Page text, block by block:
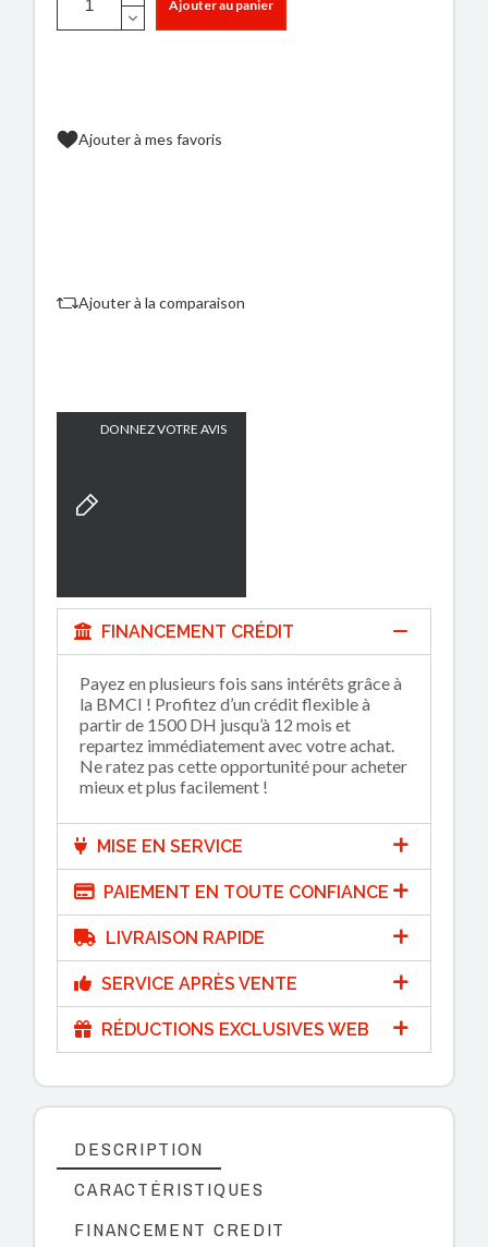
Ajouter au panier
Ajouter à mes favoris
Ajouter à la comparaison
DONNEZ VOTRE AVIS
FINANCEMENT CRÉDIT
Payez en plusieurs fois sans intérêts grâce à
la BMCI ! Profitez d’un crédit flexible à
partir de 1500 DH jusqu’à 12 mois et
repartez immédiatement avec votre achat.
Ne ratez pas cette opportunité pour acheter
mieux et plus facilement !
MISE EN SERVICE
PAIEMENT EN TOUTE CONFIANCE
LIVRAISON RAPIDE
SERVICE APRÈS VENTE
RÉDUCTIONS EXCLUSIVES WEB
DESCRIPTION
CARACTÉRISTIQUES
FINANCEMENT CREDIT